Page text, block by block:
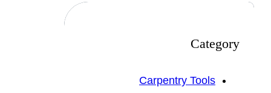
Category
Carpentry Tools